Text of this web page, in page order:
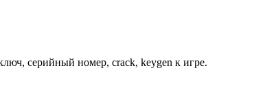
серийный номер, crack, keygen к игре.